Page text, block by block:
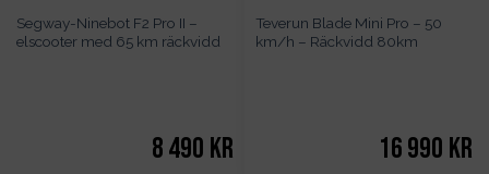
Segway-Ninebot F2 Pro II –
elscooter med 65 km räckvidd
8 490 kr
Teverun Blade Mini Pro – 50
km/h – Räckvidd 80km
16 990 kr